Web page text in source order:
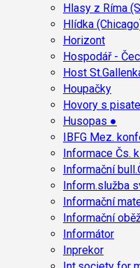
Hlasy z Ríma
Hlídka
Horizont
Hospodář -
Host
Houpačky
Hovory s
Husopas ●
IBFG Mez.
Informace Čs.
Informační
Inform.služba
Informační
Informační
Informátor
Inprekor